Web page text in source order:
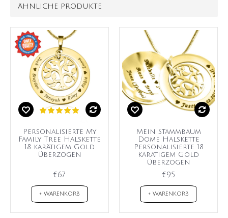
ÄHNLICHE PRODUKTE
Personalisierte My
Family Tree Halskette
18 karätigem Gold
überzogen
€67
+ WARENKORB
Mein Stammbaum
Dome Halskette
Personalisierte 18
karätigem Gold
überzogen
€95
+ WARENKORB